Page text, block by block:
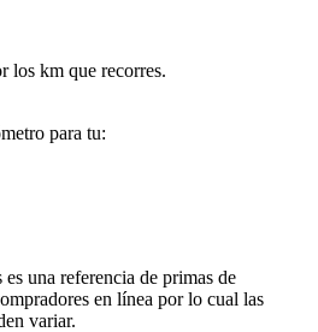
los km que recorres.
para tu:
una referencia de primas de
en línea por lo cual las
variar.